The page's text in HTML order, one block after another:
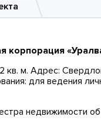
корпорация
м. Адрес:
для ведения
недвижимости